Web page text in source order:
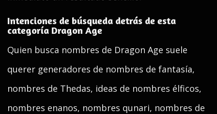
Intenciones de búsqueda detrás de esta
categoría Dragon Age
Quien busca nombres de Dragon Age suele
querer generadores de nombres de fantasía,
nombres de Thedas, ideas de nombres élficos,
nombres enanos, nombres qunari, nombres de